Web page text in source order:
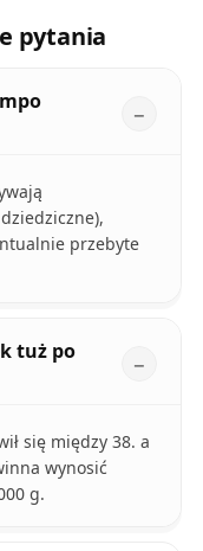
pytania
przebyte
tuż po
się między 38. a
wynosić
g.